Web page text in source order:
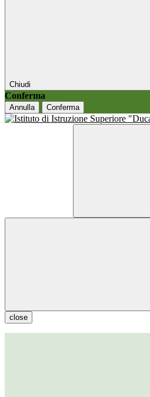
Chiudi
Conferma
Annulla Conferma
close